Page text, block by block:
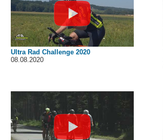
Ultra Rad Challenge 2020
08.08.2020